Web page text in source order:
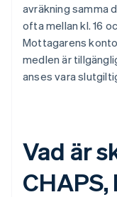
avräkning samma
ofta mellan kl. 16
Mottagarens
medlen är
anses vara
Vad är
CHAPS,